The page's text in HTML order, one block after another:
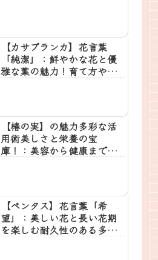
【カサブランカ】花言葉
「純潔」：鮮やかな花と優
雅な葉の魅力！育て方や特
【椿の実】の魅力多彩な活
用術美しさと栄養の宝
庫！：美容から健康まで幅
【ペンタス】花言葉「希
望」：美しい花と長い花期
を楽しむ耐久性のある多年